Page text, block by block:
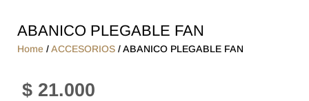
ABANICO PLEGABLE FAN
Home /ACCESORIOS/ ABANICO PLEGABLE FAN
$21.000